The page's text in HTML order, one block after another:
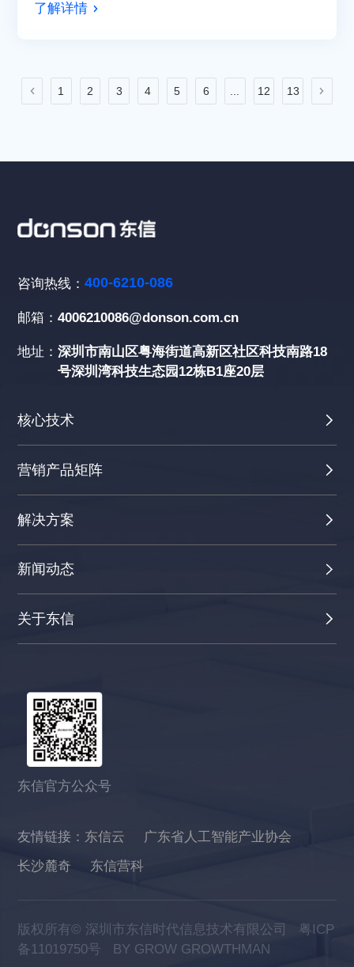
了解详情
1 2 3 4 5 6 12 13
咨询热线：400-6210-086
邮箱：4006210086@donson.com.cn
地址：深圳市南山区粤海街道高新区社区科技南路18
号深圳湾科技生态园12栋B1座20层
核心技术
营销产品矩阵
解决方案
新闻动态
关于东信
东信官方公众号
友情链接： 东信云
广东省人工智能产业协会
长沙麓奇
东信营科
版权所有© 深圳市东信时代信息技术有限公司粤ICP
备11019750号
BY GROW GROWTHMAN